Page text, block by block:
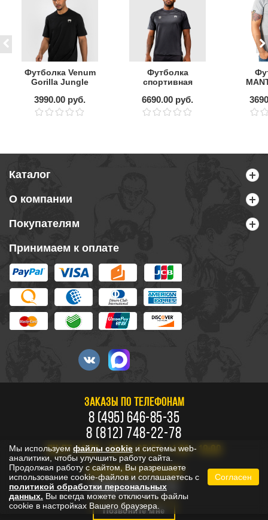
Футболка Venum
Gorilla Jungle
3990.00 руб.
Футболка
спортивная
Academy by
Venum Black
6690.00 руб.
Каталог
О компании
Покупателям
Принимаем к оплате
ЗАКАЗЫ ПО ТЕЛЕФОНАМ
8 (495) 646-85-35
8 (812) 748-22-78
ПН-ПТ: 10:00 - 20:00, СБ-ВС: 11:00 - 18:00
БЕСПЛАТНО ПО РОССИИ
8 800 333-53-73
Позвоните мне
Мы используем файлы cookie и системы web-
аналитики, чтобы улучшить работу сайта.
Продолжая работу с сайтом, Вы разрешаете
использование cookie-файлов и соглашаетесь с
политикой обработки персональных
данных. Вы всегда можете отключить файлы
cookie в настройках Вашего браузера.
Согласен